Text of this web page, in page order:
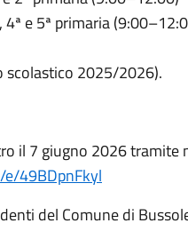
e 5ª primaria
scolastico 2025/2026).
il 7 giugno 2026
49BDpnFkyl
del Comune di